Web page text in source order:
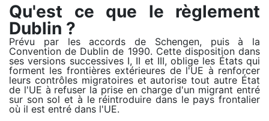
Qu'est ce que le règlement
Dublin ?
Prévu par les accords de Schengen, puis à la
Convention de Dublin de 1990. Cette disposition dans
ses versions successives I, II et III, oblige les États qui
forment les frontières extérieures de l'UE à renforcer
leurs contrôles migratoires et autorise tout autre État
de l'UE à refuser la prise en charge d'un migrant entré
sur son sol et à le réintroduire dans le pays frontalier
où il est entré dans l'UE.